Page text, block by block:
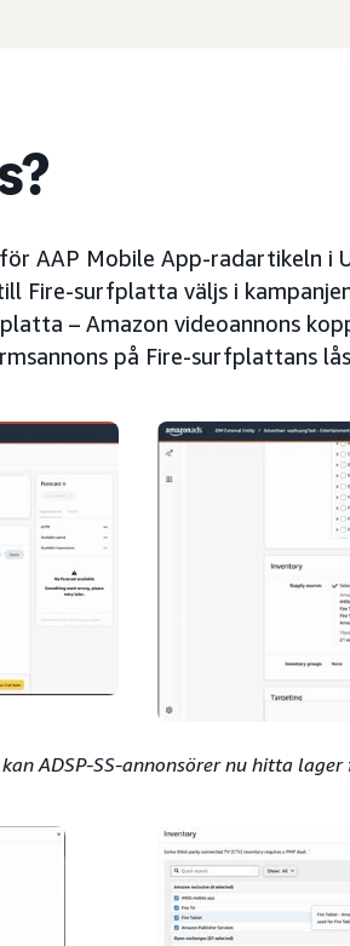
AAP Mobile App-radartikeln i
Fire-surfplatta väljs i
– Amazon videoannons
på Fire-surfplattans
ADSP-SS-annonsörer nu hitta